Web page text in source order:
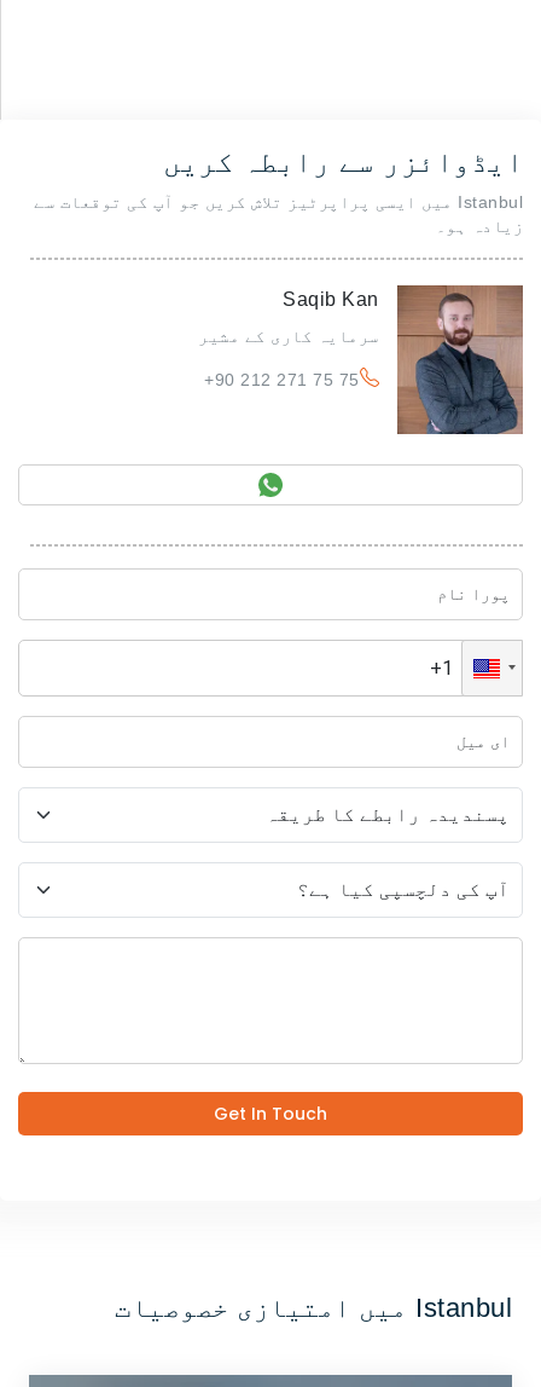
ایڈوائزر سے رابطہ کریں
Istanbul میں ایسی پراپرٹیز تلاش کریں جو آپ کی توقعات سے
زیادہ ہو۔
Saqib Kan
سرمایہ کاری کے مشیر
+90 212 271 75 75
Get In Touch
Istanbul میں امتیازی خصوصیات